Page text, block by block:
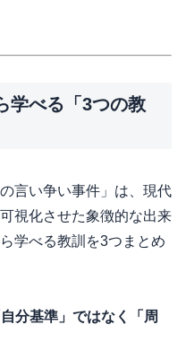
学べる「3つの教
言い争い事件」は、現代
視化させた象徴的な出来
学べる教訓を3つまとめ
分基準」ではなく「周